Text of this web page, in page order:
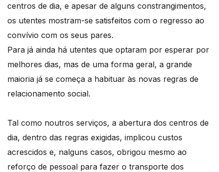
centros de dia, e apesar de alguns constrangimentos,
os utentes mostram-se satisfeitos com o regresso ao
convívio com os seus pares.
Para já ainda há utentes que optaram por esperar por
melhores dias, mas de uma forma geral, a grande
maioria já se começa a habituar às novas regras de
relacionamento social.
Tal como noutros serviços, a abertura dos centros de
dia, dentro das regras exigidas, implicou custos
acrescidos e, nalguns casos, obrigou mesmo ao
reforço de pessoal para fazer o transporte dos